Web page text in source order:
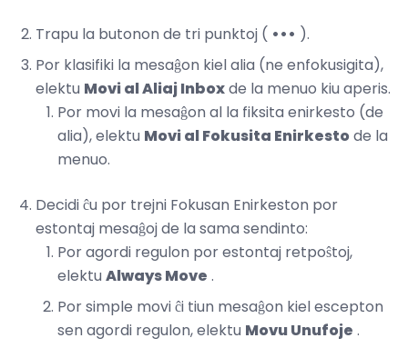
Trapu la butonon de tri punktoj ( ••• ).
Por klasifiki la mesaĝon kiel alia (ne enfokusigita),
elektu Movi al Aliaj Inboxde la menuo kiu aperis.
Por movi la mesaĝon al la fiksita enirkesto (de
alia), elektu Movi al Fokusita Enirkestode la
menuo.
Decidi ĉu por trejni Fokusan Enirkeston por
estontaj mesaĝoj de la sama sendinto:
Por agordi regulon por estontaj retpoŝtoj,
elektu Always Move .
Por simple movi ĉi tiun mesaĝon kiel escepton
sen agordi regulon, elektu Movu Unufoje .